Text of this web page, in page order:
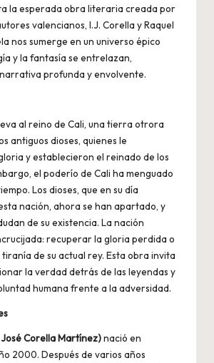
la esperada obra literaria creada por
valencianos, I.J. Corella y Raquel
nos sumerge en un universo épico
y la fantasía se entrelazan,
profunda y envolvente.
al reino de Cali, una tierra otrora
antiguos dioses, quienes le
y establecieron el reinado de los
el poderío de Cali ha menguado
Los dioses, que en su día
nación, ahora se han apartado, y
de su existencia. La nación
recuperar la gloria perdida o
de su actual rey. Esta obra invita
la verdad detrás de las leyendas y
humana frente a la adversidad.
Corella Martínez)nació en
2000. Después de varios años